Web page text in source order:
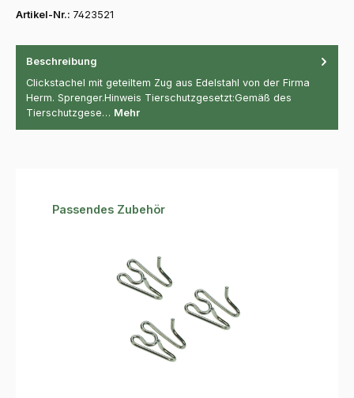
Artikel-Nr.: 7423521
Beschreibung
Clickstachel mit geteiltem Zug aus Edelstahl von der Firma
Herm. Sprenger.Hinweis Tierschutzgesetzt:Gemäß des
Tierschutzgese… Mehr
Produktgalerie überspringen
Passendes Zubehör